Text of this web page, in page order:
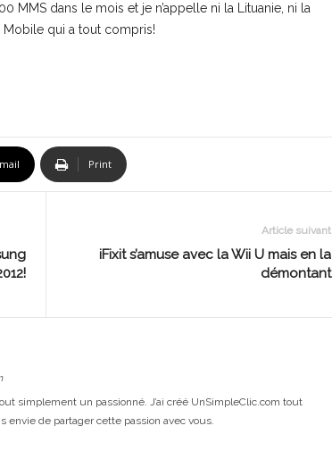
MMS dans le mois et je n’appelle ni la Lituanie, ni la
Mobile qui a tout compris!
Print
Article suivant
iFixit s’amuse avec la Wii U mais en la
démontant
simplement un passionné. J’ai créé UnSimpleClic.com tout
envie de partager cette passion avec vous.